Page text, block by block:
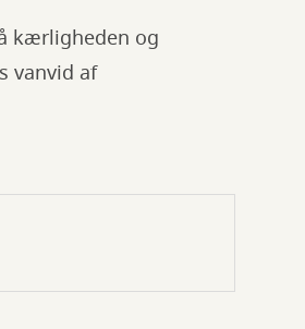
kærligheden og
vanvid af